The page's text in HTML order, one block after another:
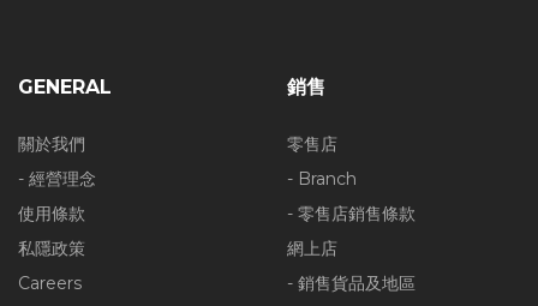
GENERAL
關於我們
- 經營理念
使用條款
私隱政策
Careers
銷售
零售店
- Branch
- 零售店銷售條款
網上店
- 銷售貨品及地區